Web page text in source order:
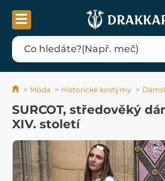
Móda Historické kostýmy
SURCOT, středověký
XIV. století